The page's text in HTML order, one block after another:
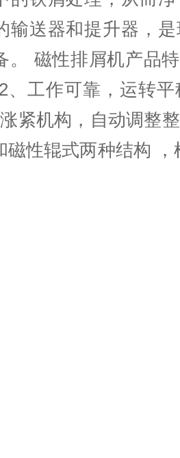
输送器和提升器，
。 磁性排屑机产品
、工作可靠，运转
紧机构，自动调整
磁性辊式两种结构